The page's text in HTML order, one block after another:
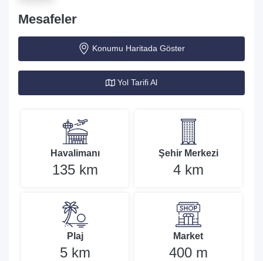
Mesafeler
Konumu Haritada Göster
Yol Tarifi Al
Havalimanı
135 km
Şehir Merkezi
4 km
Plaj
5 km
Market
400 m